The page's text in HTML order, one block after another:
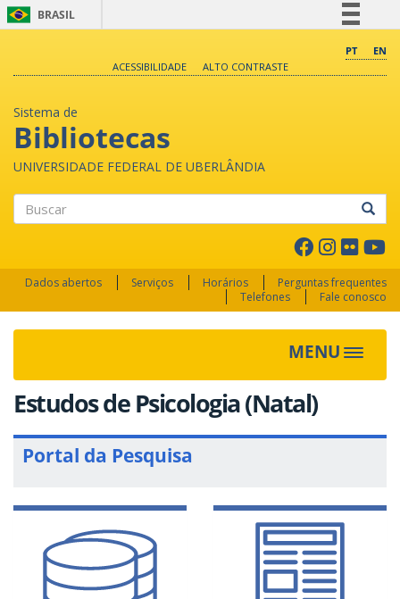
BRASIL
Comunica BR
PT
EN
ACESSIBILIDADE
ALTO CONTRASTE
Sistema de
Bibliotecas
UNIVERSIDADE FEDERAL DE UBERLÂNDIA
Dados abertos Serviços Horários
Perguntas frequentes
Telefones
Fale conosco
MENU Toggle
Estudos de Psicologia (Natal)
Portal da Pesquisa